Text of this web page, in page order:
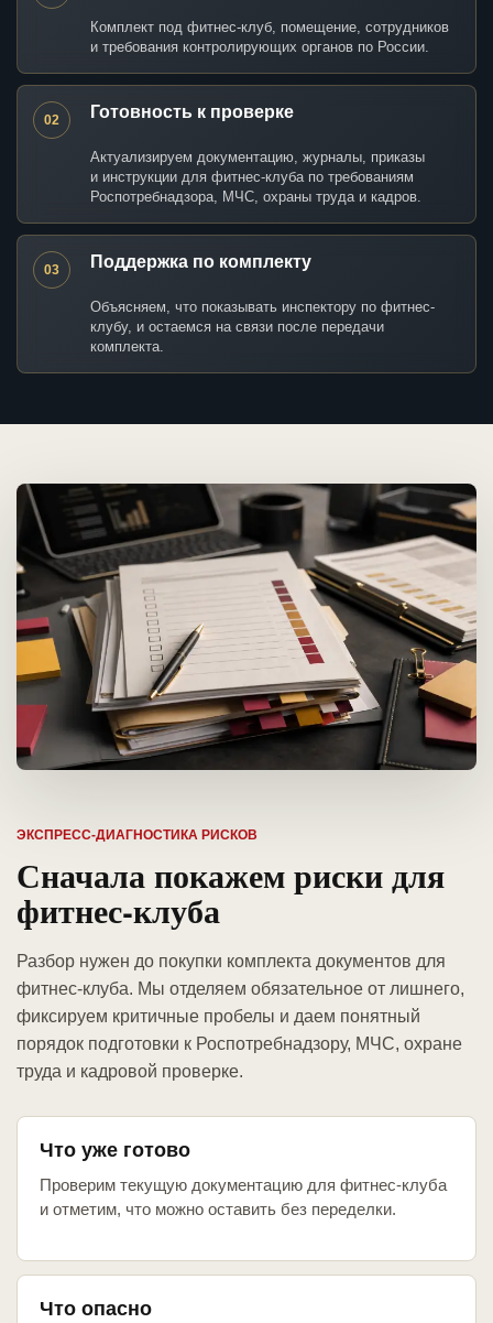
Комплект под фитнес-клуб, помещение, сотрудников
и требования контролирующих органов по России.
02 Готовность к проверке
Актуализируем документацию, журналы, приказы
и инструкции для фитнес-клуба по требованиям
Роспотребнадзора, МЧС, охраны труда и кадров.
03 Поддержка по комплекту
Объясняем, что показывать инспектору по фитнес-
клубу, и остаемся на связи после передачи
комплекта.
ЭКСПРЕСС-ДИАГНОСТИКА РИСКОВ
Сначала покажем риски для
фитнес-клуба
Разбор нужен до покупки комплекта документов для
фитнес-клуба. Мы отделяем обязательное от лишнего,
фиксируем критичные пробелы и даем понятный
порядок подготовки к Роспотребнадзору, МЧС, охране
труда и кадровой проверке.
Что уже готово
Проверим текущую документацию для фитнес-клуба
и отметим, что можно оставить без переделки.
Что опасно